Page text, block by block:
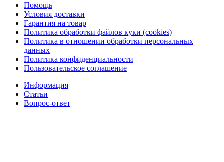
Помощь
Условия доставки
Гарантия на товар
Политика обработки файлов куки (cookies)
Политика в отношении обработки персональных
данных
Политика конфиденциальности
Пользовательское соглашение
Информация
Статьи
Вопрос-ответ